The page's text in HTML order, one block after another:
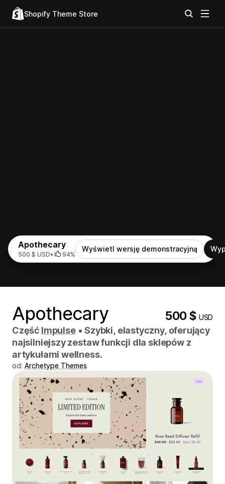
Shopify Theme Store
Apothecary
500 $ USD• 94%
Wyświetl wersję demonstracyjną
Apothecary 500 $USD
Część Impulse • Szybki, elastyczny, oferujący
najsilniejszy zestaw funkcji dla sklepów z
artykułami wellness.
od: Archetype Themes